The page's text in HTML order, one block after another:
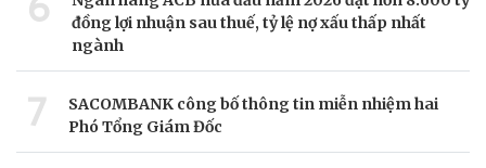
đồng lợi nhuận sau thuế, tỷ lệ nợ xấu thấp nhất
ngành
7
SACOMBANK công bố thông tin miễn nhiệm hai
Phó Tổng Giám Đốc